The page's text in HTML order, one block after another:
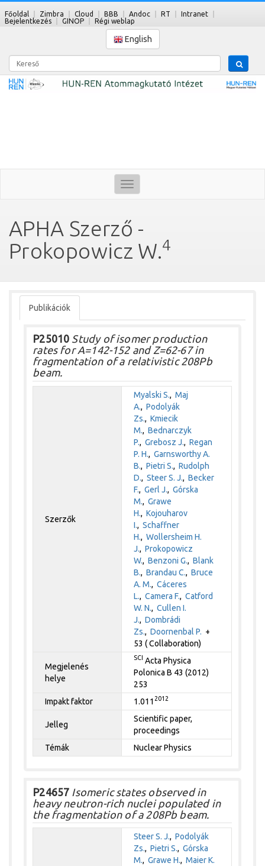
Főoldal Zimbra Cloud BBB Andoc RT
Intranet
Bejelentkezés
GINOP Régi weblap
English
Kereső
Toggle
navigation
APHA Szerző -
Prokopowicz W.4
Publikációk
P25010 Study of isomer production
rates for A=142-152 and Z=62-67 in
fragmentation of a relativistic 208Pb
beam.
Szerzők
Myalski S.,Maj
A.,Podolyák
Zs.,Kmiecik
M.,Bednarczyk
P.,Grebosz J.,Regan
P. H.,Garnsworthy A.
B.,Pietri S.,Rudolph
D.,Steer S. J.,Becker
F.,Gerl J.,Górska
M.,Grawe
H.,Kojouharov
I.,Schaffner
H.,Wollersheim H.
J.,Prokopowicz
W.,Benzoni G.,Blank
B.,Brandau C.,Bruce
A. M.,Cáceres
L.,Camera F.,Catford
W. N.,Cullen I.
J.,Dombrádi
Zs.,Doornenbal P. +
53 ( Collaboration)
Megjelenés
helye
SCI Acta Physica
Polonica B 43 (2012)
253
Impakt faktor
1.011 2012
Jelleg
Scientific paper,
proceedings
Témák
Nuclear Physics
P24657 Isomeric states observed in
heavy neutron-rich nuclei populated in
the fragmentation of a 208Pb beam.
Steer S. J.,Podolyák
Zs.,Pietri S.,Górska
M.,Grawe H.,Maier K.